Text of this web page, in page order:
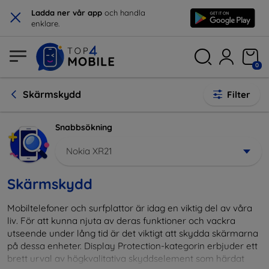
× Ladda ner vår app och handla
enklare.
0
Skärmskydd Filter
Snabbsökning
Nokia XR21
Skärmskydd
Mobiltelefoner och surfplattor är idag en viktig del av våra
liv. För att kunna njuta av deras funktioner och vackra
utseende under lång tid är det viktigt att skydda skärmarna
på dessa enheter. Display Protection-kategorin erbjuder ett
brett urval av högkvalitativa skyddselement som härdat